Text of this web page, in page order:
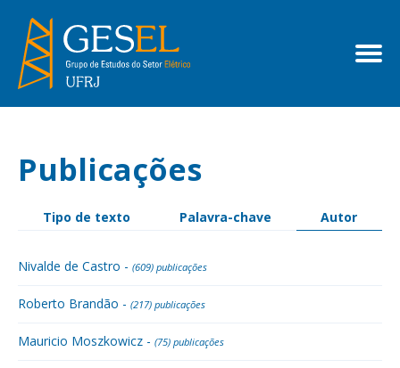
Publicações
Tipo de texto Palavra-chave Autor
Nivalde de Castro - (609) publicações
Roberto Brandão - (217) publicações
Mauricio Moszkowicz - (75) publicações